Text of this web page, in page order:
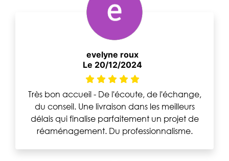
evelyne roux
Le 20/12/2024
Très bon accueil - De l'écoute, de l'échange,
du conseil. Une livraison dans les meilleurs
délais qui finalise parfaitement un projet de
réaménagement. Du professionnalisme.